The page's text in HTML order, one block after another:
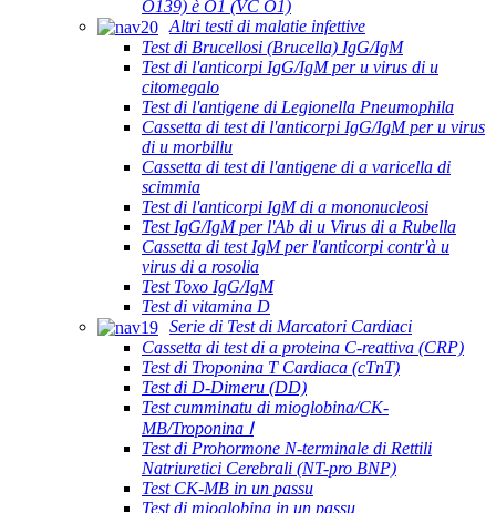
O139) è O1 (VC O1)
Altri testi di malatie infettive
Test di Brucellosi (Brucella) IgG/IgM
Test di l'anticorpi IgG/IgM per u virus di u
citomegalo
Test di l'antigene di Legionella Pneumophila
Cassetta di test di l'anticorpi IgG/IgM per u virus
di u morbillu
Cassetta di test di l'antigene di a varicella di
scimmia
Test di l'anticorpi IgM di a mononucleosi
Test IgG/IgM per l'Ab di u Virus di a Rubella
Cassetta di test IgM per l'anticorpi contr'à u
virus di a rosolia
Test Toxo IgG/IgM
Test di vitamina D
Serie di Test di Marcatori Cardiaci
Cassetta di test di a proteina C-reattiva (CRP)
Test di Troponina T Cardiaca (cTnT)
Test di D-Dimeru (DD)
Test cumminatu di mioglobina/CK-
MB/Troponina Ⅰ
Test di Prohormone N-terminale di Rettili
Natriuretici Cerebrali (NT-pro BNP)
Test CK-MB in un passu
Test di mioglobina in un passu